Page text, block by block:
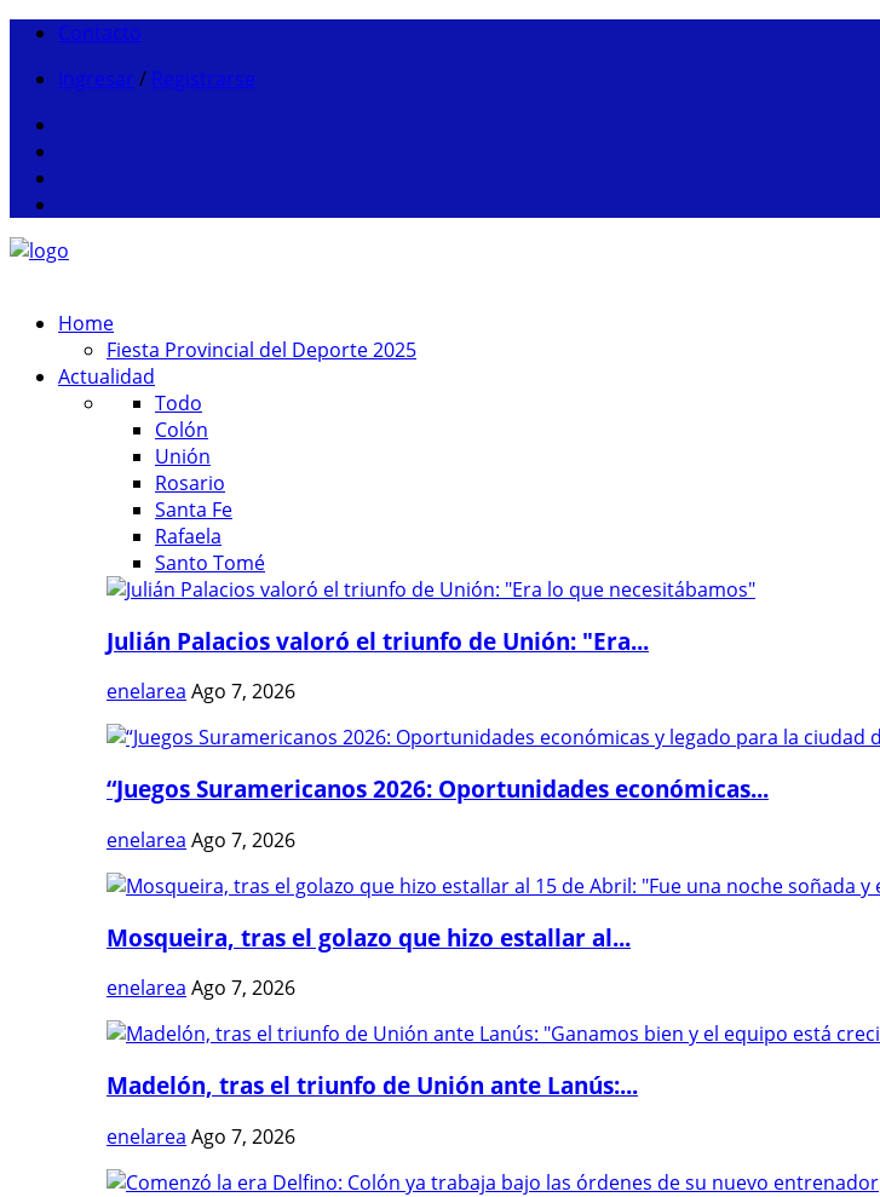
Contacto
Ingresar / Registrarse
Home
Fiesta Provincial del Deporte 2025
Actualidad
Todo
Colón
Unión
Rosario
Santa Fe
Rafaela
Santo Tomé
Julián Palacios valoró el triunfo de Unión: "Era...
enelarea Ago 7, 2026
“Juegos Suramericanos 2026: Oportunidades económicas...
enelarea Ago 7, 2026
Mosqueira, tras el golazo que hizo estallar al...
enelarea Ago 7, 2026
Madelón, tras el triunfo de Unión ante Lanús:...
enelarea Ago 7, 2026